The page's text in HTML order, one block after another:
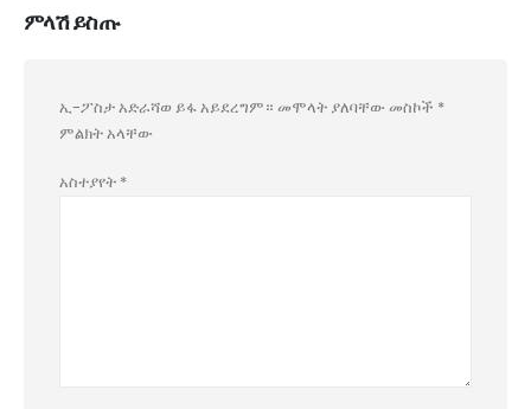
ምላሽ ይስጡ
ኢ-ፖስታ አድራሻወ ይፋ አይደረግም። መሞላት ያለባቸው መስኮች *
ምልክት አላቸው
አስተያየት *